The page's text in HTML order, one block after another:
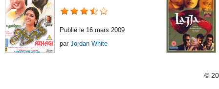
Publié le 16 mars 2009
par Jordan White
©